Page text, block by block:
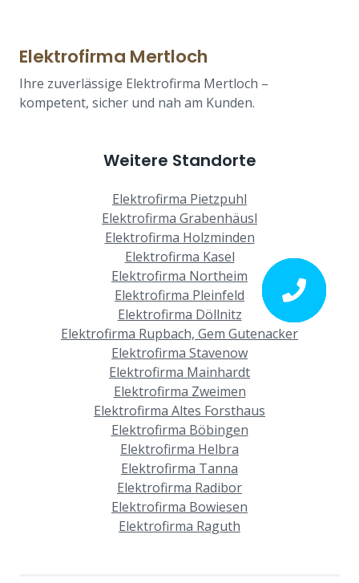
Elektrofirma Mertloch
Ihre zuverlässige Elektrofirma Mertloch –
kompetent, sicher und nah am Kunden.
Weitere Standorte
Elektrofirma Pietzpuhl
Elektrofirma Grabenhäusl
Elektrofirma Holzminden
Elektrofirma Kasel
Elektrofirma Northeim
Elektrofirma Pleinfeld
Elektrofirma Döllnitz
Elektrofirma Rupbach, Gem Gutenacker
Elektrofirma Stavenow
Elektrofirma Mainhardt
Elektrofirma Zweimen
Elektrofirma Altes Forsthaus
Elektrofirma Böbingen
Elektrofirma Helbra
Elektrofirma Tanna
Elektrofirma Radibor
Elektrofirma Bowiesen
Elektrofirma Raguth